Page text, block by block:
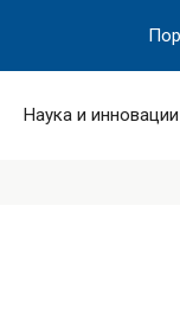
Наука и инновации